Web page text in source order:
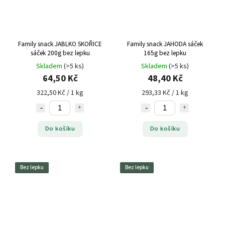
Family snack JABLKO SKOŘICE
sáček 200g bez lepku
Skladem (>5 ks)
64,50 Kč
322,50 Kč / 1 kg
Do košíku
Family snack JAHODA sáček
165g bez lepku
Skladem (>5 ks)
48,40 Kč
293,33 Kč / 1 kg
Do košíku
Bez lepku Bez lepku